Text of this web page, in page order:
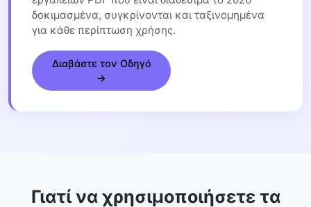
δοκιμασμένα, συγκρίνονται και ταξινομημένα
για κάθε περίπτωση χρήσης.
Διαβάστε τον Οδηγό
→
Γιατί να χρησιμοποιήσετε τα